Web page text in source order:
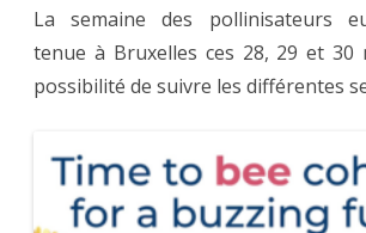
2023
–
Jour
3/3
La semaine des pollinisateurs
tenue à Bruxelles ces 28, 29 et 30
possibilité de suivre les différentes